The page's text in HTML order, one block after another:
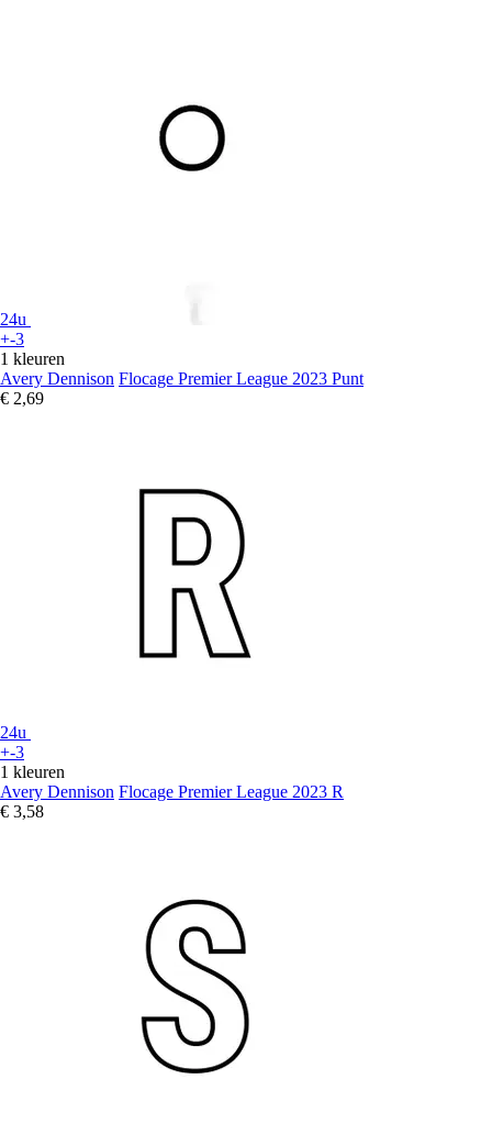
24u
+-3
1 kleuren
Avery Dennison Flocage Premier League 2023 Punt
€ 2,69
24u
+-3
1 kleuren
Avery Dennison Flocage Premier League 2023 R
€ 3,58